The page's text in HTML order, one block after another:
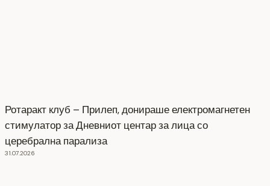
Ротаракт клуб – Прилеп, донираше електромагнетен
стимулатор за Дневниот центар за лица со
церебрална парализа
31.07.2026